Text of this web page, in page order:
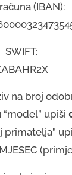
(IBAN):
SWIFT:
na broj
“model” upiši
primatelja”